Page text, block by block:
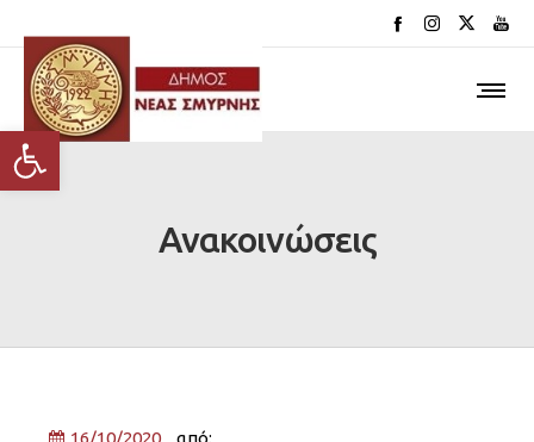
Ανοίξτε τη γραμμή εργαλείων
Ανακοινώσεις
16/10/2020 από: